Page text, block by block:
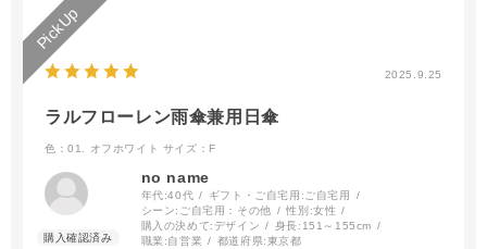
2025.9.25
ラルフローレン雨傘兼用日傘
色：01. オフホワイト サイズ：F
no name
年代:40代 ギフト・ご自宅用: ご自宅用
シーン: ご自宅用：その他 性別:女性
購入の決めて: デザイン 身長: 151～155cm
職業:自営業 都道府県:東京都